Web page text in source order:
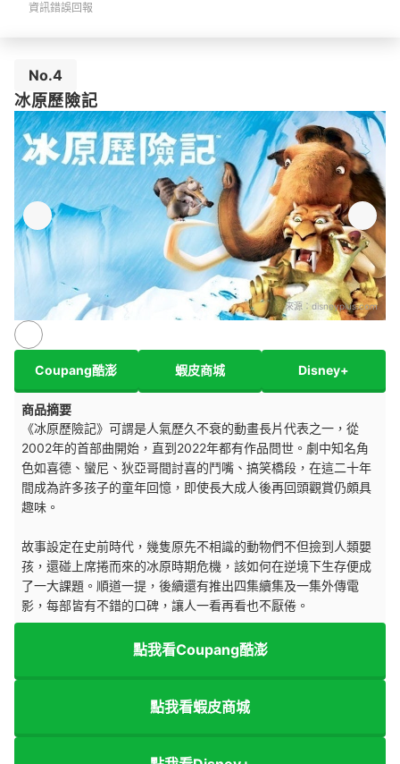
資訊錯誤回報
No.4
冰原歷險記
來源： disneyplus.com
Coupang酷澎 蝦皮商城 Disney+
商品摘要
《冰原歷險記》可謂是人氣歷久不衰的動畫長片代表之一，從
2002年的首部曲開始，直到2022年都有作品問世。劇中知名角
色如喜德、蠻尼、狄亞哥間討喜的鬥嘴、搞笑橋段，在這二十年
間成為許多孩子的童年回憶，即使長大成人後再回頭觀賞仍頗具
趣味。
故事設定在史前時代，幾隻原先不相識的動物們不但撿到人類嬰
孩，還碰上席捲而來的冰原時期危機，該如何在逆境下生存便成
了一大課題。順道一提，後續還有推出四集續集及一集外傳電
影，每部皆有不錯的口碑，讓人一看再看也不厭倦。
點我看Coupang酷澎
點我看蝦皮商城